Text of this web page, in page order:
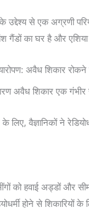
से एक अग्रणी
का घर है और एशिया
अवैध शिकार रोकने
अवैध शिकार एक गंभीर
लिए, वैज्ञानिकों ने
सींगों को हवाई अड्डों और
होने से